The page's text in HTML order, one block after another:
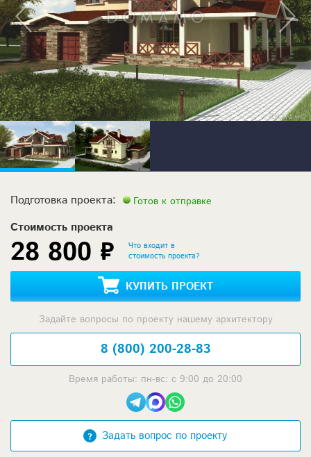
Подготовка проекта: Готов к отправке
Стоимость проекта
28 800 ₽
Что входит в
стоимость проекта?
КУПИТЬ ПРОЕКТ
Задайте вопросы по проекту нашему архитектору
8 (800) 200-28-83
Время работы: пн-вс: с 9:00 до 20:00
Задать вопрос по проекту